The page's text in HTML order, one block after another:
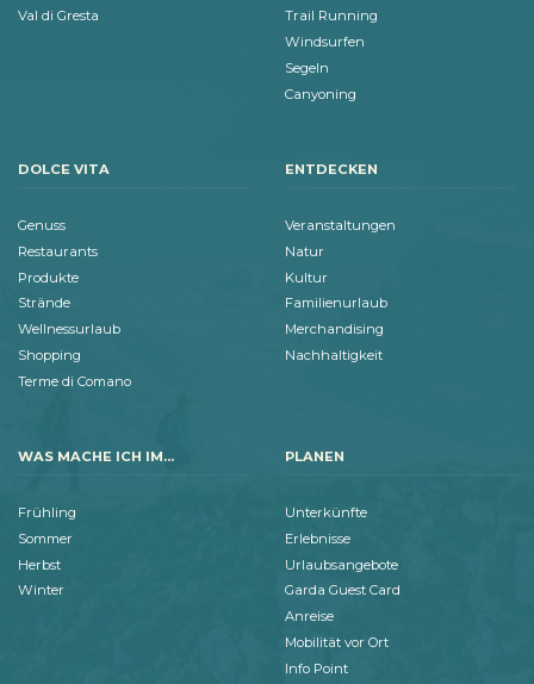
Val di Gresta
Trail Running
Windsurfen
Segeln
Canyoning
DOLCE VITA
Genuss
Restaurants
Produkte
Strände
Wellnessurlaub
Shopping
Terme di Comano
ENTDECKEN
Veranstaltungen
Natur
Kultur
Familienurlaub
Merchandising
Nachhaltigkeit
WAS MACHE ICH IM...
Frühling
Sommer
Herbst
Winter
PLANEN
Unterkünfte
Erlebnisse
Urlaubsangebote
Garda Guest Card
Anreise
Mobilität vor Ort
Info Point